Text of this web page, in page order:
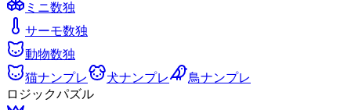
ミニ数独
サーモ数独
動物数独
猫ナンプレ
犬ナンプレ
鳥ナンプレ
ロジックパズル